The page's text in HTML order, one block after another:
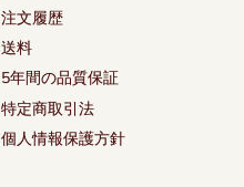
注文履歴
送料
5年間の品質保証
特定商取引法
個人情報保護方針